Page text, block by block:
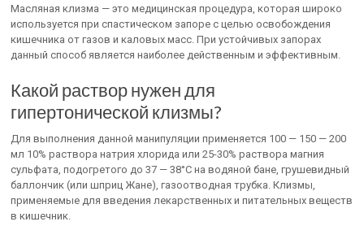
Масляная клизма — это медицинская процедура, которая широко
используется при спастическом запоре с целью освобождения
кишечника от газов и каловых масс. При устойчивых запорах
данный способ является наиболее действенным и эффективным.
Какой раствор нужен для
гипертонической клизмы?
Для выполнения данной манипуляции применяется 100 — 150 — 200
мл 10% раствора натрия хлорида или 25-30% раствора магния
сульфата, подогретого до 37 — 38°С на водяной бане, грушевидный
баллончик (или шприц Жане), газоотводная трубка. Клизмы,
применяемые для введения лекарственных и питательных веществ
в кишечник.